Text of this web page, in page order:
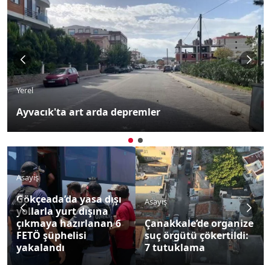
Yerel
Ayvacık'ta art arda depremler
Asayiş
Gökçeada’da yasa dışı
yollarla yurt dışına
çıkmaya hazırlanan 6
FETÖ şüphelisi
yakalandı
Asayiş
Çanakkale’de organize
suç örgütü çökertildi:
7 tutuklama